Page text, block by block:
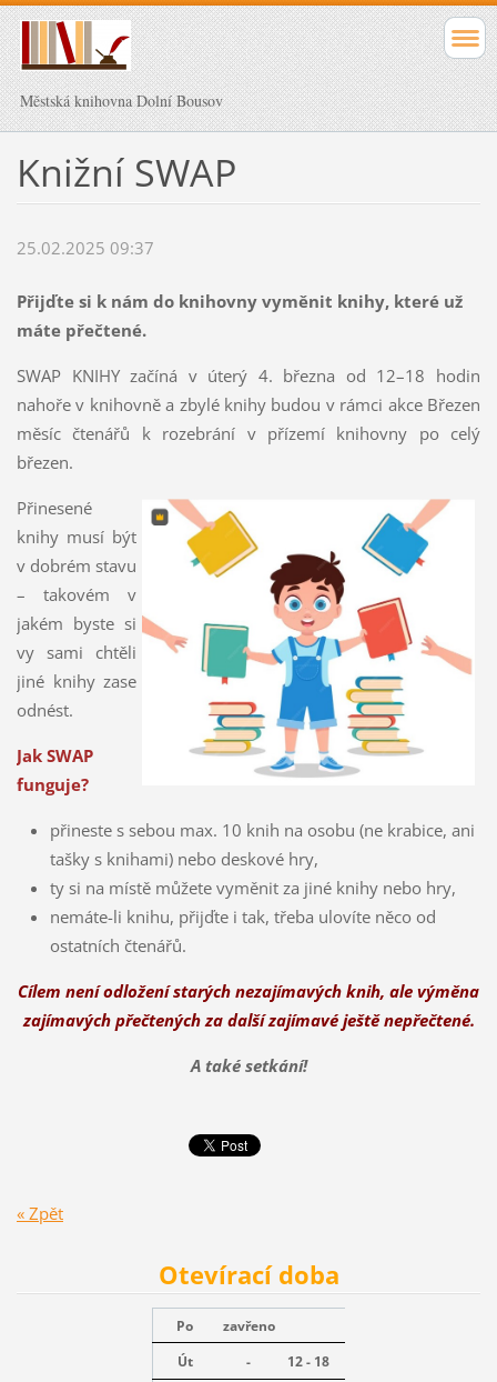
Městská knihovna Dolní Bousov
Knižní SWAP
25.02.2025 09:37
Přijďte si k nám do knihovny vyměnit knihy, které už
máte přečtené.
SWAP KNIHY začíná v úterý 4. března od 12–18 hodin
nahoře v knihovně a zbylé knihy budou v rámci akce Březen
měsíc čtenářů k rozebrání v přízemí knihovny po celý
březen.
Přinesené
knihy musí být
v dobrém stavu
– takovém v
jakém byste si
vy sami chtěli
jiné knihy zase
odnést.
Jak SWAP
funguje?
přineste s sebou max. 10 knih na osobu (ne krabice, ani
tašky s knihami) nebo deskové hry,
ty si na místě můžete vyměnit za jiné knihy nebo hry,
nemáte-li knihu, přijďte i tak, třeba ulovíte něco od
ostatních čtenářů.
Cílem není odložení starých nezajímavých knih, ale výměna
zajímavých přečtených za další zajímavé ještě nepřečtené.
A také setkání!
« Zpět
Otevírací doba
Po
zavřeno
Út
-
12 - 18